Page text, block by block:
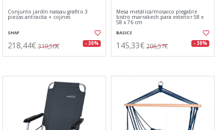
Conjunto jardín nassau grafito 3
piezas antracita + cojines
SHAF
218,44€ 310,50€ - 30%
Mesa metálica/mosaico plegable
bistro marrakech para exterior 58 x
58 x 76 cm
BASICS
145,33€ 206,57€ - 30%